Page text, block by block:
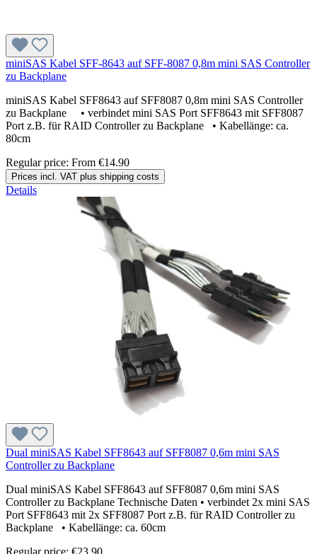
miniSAS Kabel SFF-8643 auf SFF-8087 0,8m mini SAS Controller
zu Backplane
miniSAS Kabel SFF8643 auf SFF8087 0,8m mini SAS Controller
zu Backplane • verbindet mini SAS Port SFF8643 mit SFF8087
Port z.B. für RAID Controller zu Backplane • Kabellänge: ca.
80cm
Regular price: From €14.90
Prices incl. VAT plus shipping costs
Details
Dual miniSAS Kabel SFF8643 auf SFF8087 0,6m mini SAS
Controller zu Backplane
Dual miniSAS Kabel SFF8643 auf SFF8087 0,6m mini SAS
Controller zu Backplane Technische Daten • verbindet 2x mini SAS
Port SFF8643 mit 2x SFF8087 Port z.B. für RAID Controller zu
Backplane • Kabellänge: ca. 60cm
Regular price: €23.90